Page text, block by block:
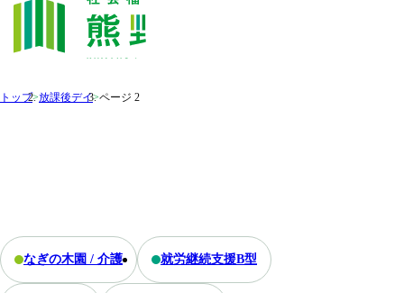
なぎの木園 / 介護 就労継続支援B型
トップ>放課後デイ>ページ 2